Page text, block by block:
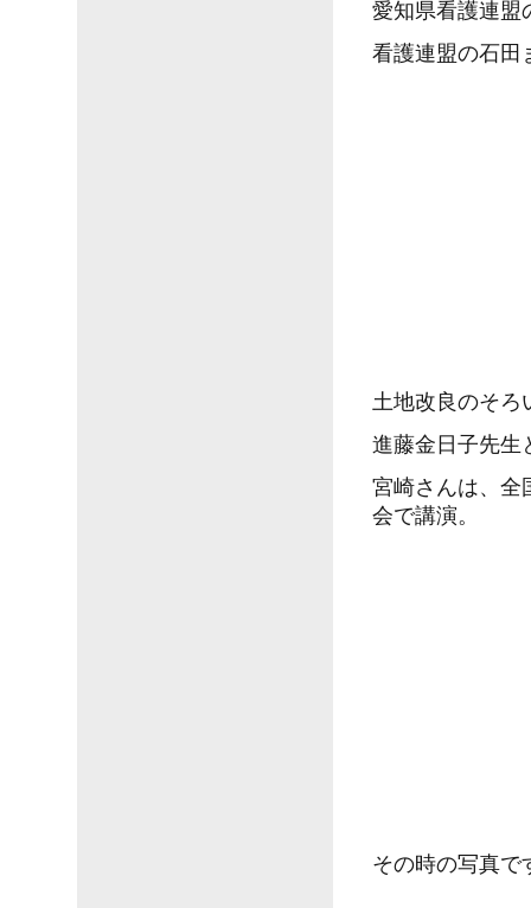
愛知県看護連盟
看護連盟の石田
土地改良のそろ
進藤金日子先生
宮崎さんは、全
会で講演。
その時の写真で